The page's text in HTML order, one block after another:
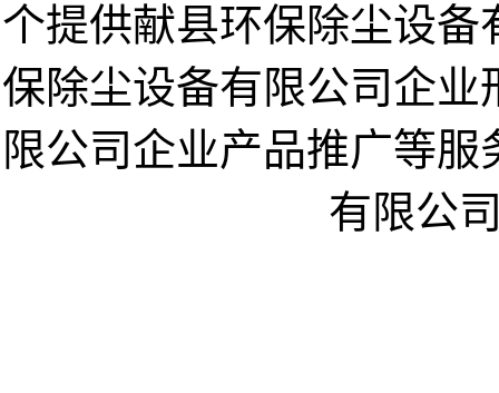
个提供献县环保除尘设
保除尘设备有限公司企
限公司企业产品推广等
有限公